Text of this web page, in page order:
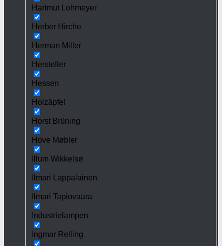
Hartmut Lohmeyer
Herber Hirche
Herman Miller
Hersteller
Hessen
Holzäpfel
Horst Brüning
Hove Møbler
Illum Wikkelsø
Ilmari Lappalainen
Ilmari Tapiovaara
Industrielampen
Ingmar Relling